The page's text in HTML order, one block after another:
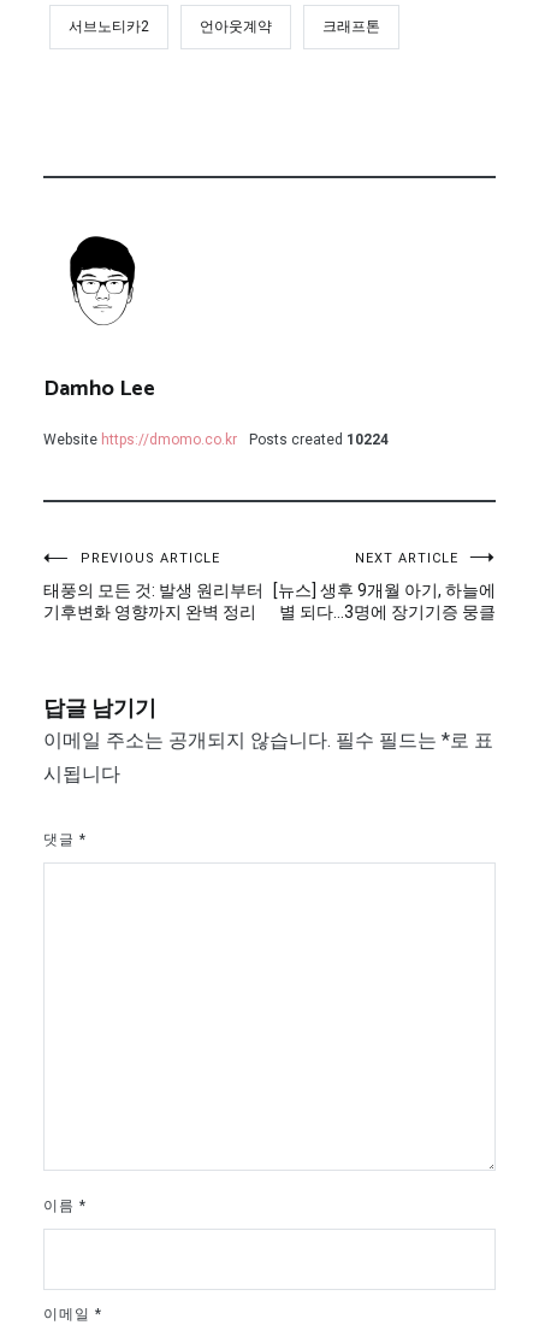
서브노티카2 언아웃계약 크래프톤
Damho Lee
Website https://dmomo.co.kr Posts created 10224
글
탐
PREVIOUS ARTICLE
태풍의 모든 것: 발생 원리부터
기후변화 영향까지 완벽 정리
NEXT ARTICLE
[뉴스] 생후 9개월 아기, 하늘에
별 되다…3명에 장기기증 뭉클
답글 남기기
이메일 주소는 공개되지 않습니다. 필수 필드는 *로 표
시됩니다
댓글 *
이름 *
이메일 *